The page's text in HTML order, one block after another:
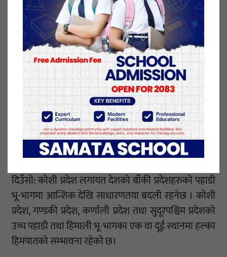
तथा हिमाली भू-भागका थोरै स्थानहरुमा हल्का हिमपातको
सम्भावना रहेको छ।
राती: : देशभर आंशिक देखि साधारणतया बदली रहनेछ ।
सुदूरपश्चिम प्रदेशका थोरै स्थानहरुमा तथा बाँकी पहाडी भू-
भागको एक-दुई स्थानमा फाटफुट देखि हल्का वर्षाको
सम्भावना रहेको छ।देशका उच्च पहाडी तथा हिमाली भू-
भागका थोरै स्थानहरूका हल्का हिमपातको सम्भावना रहेको
२०८० माघ २२ गते (सोमबार)
दिउँसो: कोशी प्रदेश लगायत देशको बाँकी प्रदेशहरुको पहाडी
भू-भागमा आन्शिक देखि साधारणतया बदली रहनेछ । कोशी
प्रदेश, गण्डकी प्रदेश, कर्णाली प्रदेश तथा सुदूरपश्चिम प्रदेशको
उच्च पहाडी तथा हिमाली भू-भागका एक वा दूई स्थानमा हल्का
हिमपातको सम्भावना रहेको छ।